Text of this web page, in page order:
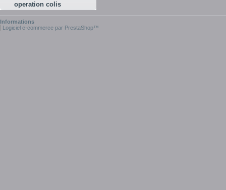
operation colis
Informations
Logiciel e-commerce par PrestaShop™